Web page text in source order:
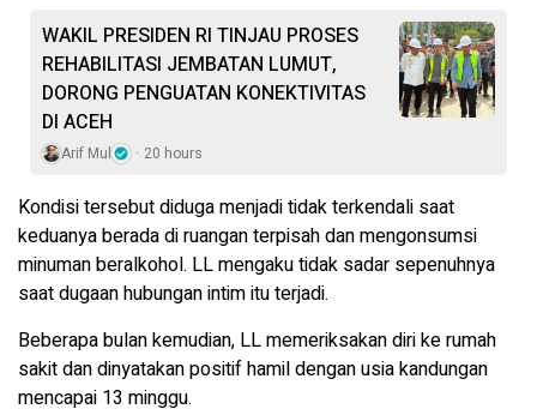
WAKIL PRESIDEN RI TINJAU PROSES
REHABILITASI JEMBATAN LUMUT,
DORONG PENGUATAN KONEKTIVITAS
DI ACEH
Arif Mul 20 hours
Kondisi tersebut diduga menjadi tidak terkendali saat
keduanya berada di ruangan terpisah dan mengonsumsi
minuman beralkohol. LL mengaku tidak sadar sepenuhnya
saat dugaan hubungan intim itu terjadi.
Beberapa bulan kemudian, LL memeriksakan diri ke rumah
sakit dan dinyatakan positif hamil dengan usia kandungan
mencapai 13 minggu.